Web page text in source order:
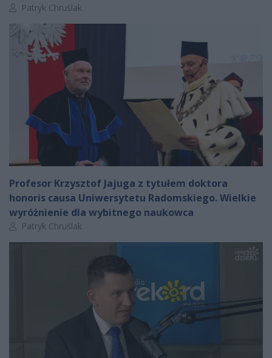
Autor artykułu:
Patryk Chruślak
Profesor Krzysztof Jajuga z tytułem doktora
honoris causa Uniwersytetu Radomskiego. Wielkie
wyróżnienie dla wybitnego naukowca
Autor artykułu:
Patryk Chruślak